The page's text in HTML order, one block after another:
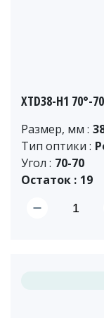
XTD38-H1 70°-
Размер, мм :
Тип оптики :
Угол : 70-70
Остаток : 19